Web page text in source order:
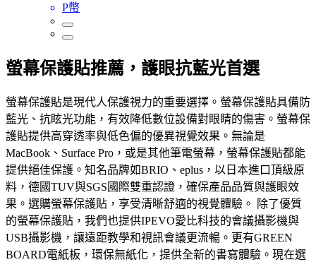
P幣
螢幕保護貼推薦，護眼抗藍光首選
螢幕保護貼是現代人保護視力的重要選擇。螢幕保護貼具備防
藍光、抗眩光功能，有效降低數位設備對眼睛的傷害。螢幕保
護貼提供高穿透率與低色偏的優異視覺效果。無論是
MacBook、Surface Pro，或是其他筆電螢幕，螢幕保護貼都能
提供絕佳保護。知名品牌如BRIO、eplus，以日本進口頂級原
料，德國TUV與SGS國際雙重認證，確保產品品質與護眼效
果。選購螢幕保護貼，享受清晰舒適的視覺體驗。 除了優質
的螢幕保護貼，我們也提供IPEVO愛比科技的會議攝影機與
USB攝影機，讓遠距教學和視訊會議更流暢。更有GREEN
BOARD電紙板，環保無紙化，提供全新的書寫體驗。現在選